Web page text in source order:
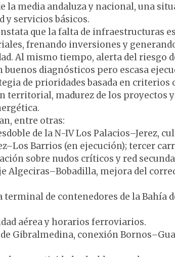
media andaluza y nacional, una
y servicios básicos.
que la falta de infraestructuras
frenando inversiones y
Al mismo tiempo, alerta del riesgo
diagnósticos pero escasa
de prioridades basada en
territorial, madurez de los proyectos
entre otras:
de la N-IV Los Palacios–Jerez,
Barrios (en ejecución); tercer
sobre nudos críticos y red
mejora del
de contenedores de la Bahía
aérea y horarios ferroviarios.
Gibralmedina, conexión